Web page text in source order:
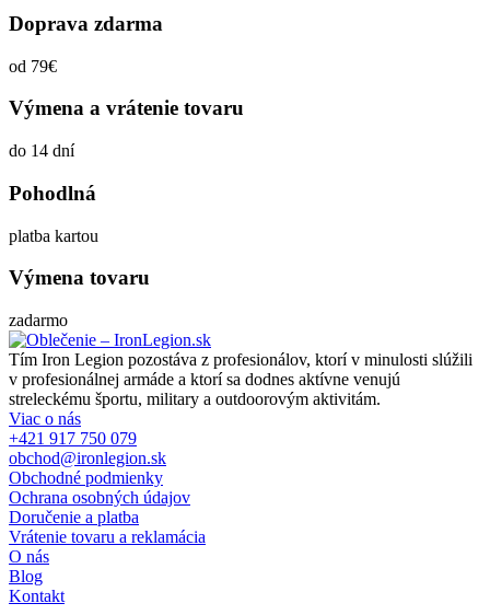
Doprava zdarma
od 79€
Výmena a vrátenie tovaru
do 14 dní
Pohodlná
platba kartou
Výmena tovaru
zadarmo
Tím Iron Legion pozostáva z profesionálov, ktorí v minulosti slúžili
v profesionálnej armáde a ktorí sa dodnes aktívne venujú
streleckému športu, military a outdoorovým aktivitám.
Viac o nás
+421 917 750 079
obchod@ironlegion.sk
Obchodné podmienky
Ochrana osobných údajov
Doručenie a platba
Vrátenie tovaru a reklamácia
O nás
Blog
Kontakt